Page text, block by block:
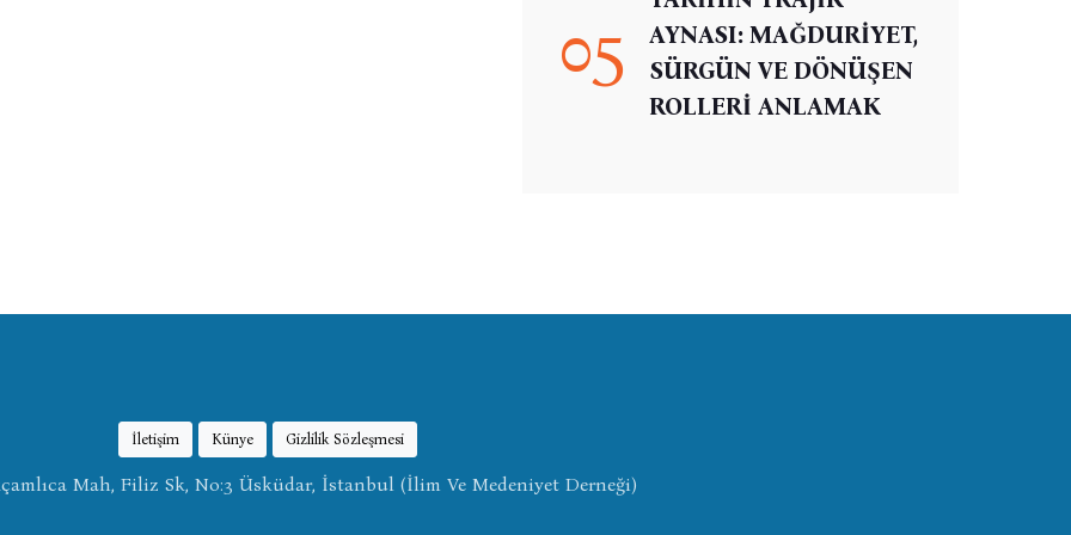
05
AYNASI: MAĞDURİYET,
SÜRGÜN VE DÖNÜŞEN
ROLLERİ ANLAMAK
İletişim Künye Gizlilik Sözleşmesi
Mah, Filiz Sk, No:3 Üsküdar, İstanbul (İlim Ve Medeniyet Derneği)